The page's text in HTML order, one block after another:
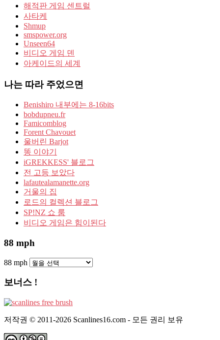
해적판 게임 센트럴
사타케
Shmup
smspower.org
Unseen64
비디오 게임 덴
아케이드의 세계
나는 따라 주었으면
Benishiro 내부에는 8-16bits
bobdupneu.fr
Famicomblog
Forent Chavouet
울버린 Barjot
똥 이야기
iGREKKESS' 블로그
전 고등 보았다
lafautealamanette.org
거울의 집
로드의 컬렉션 블로그
SP!NZ 쇼 룸
비디오 게임은 힘이된다
88 mph
88 mph
보너스 !
저작권 © 2011-2026 Scanlines16.com - 모든 권리 보유